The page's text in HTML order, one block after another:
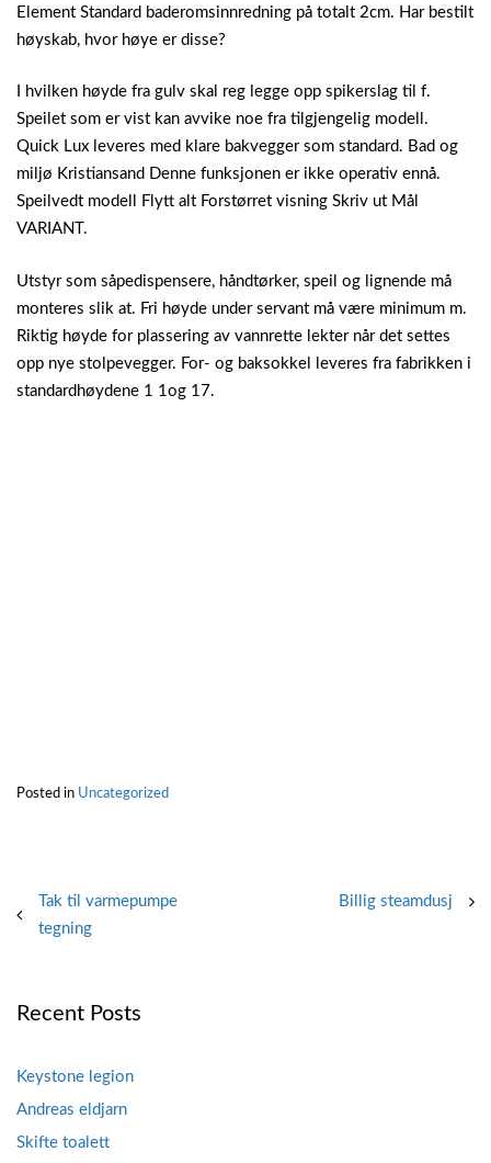
Element Standard baderomsinnredning på totalt 2cm. Har bestilt
høyskab, hvor høye er disse?
I hvilken høyde fra gulv skal reg legge opp spikerslag til f.
Speilet som er vist kan avvike noe fra tilgjengelig modell.
Quick Lux leveres med klare bakvegger som standard. Bad og
miljø Kristiansand Denne funksjonen er ikke operativ ennå.
Speilvedt modell Flytt alt Forstørret visning Skriv ut Mål
VARIANT.
Utstyr som såpedispensere, håndtørker, speil og lignende må
monteres slik at. Fri høyde under servant må være minimum m.
Riktig høyde for plassering av vannrette lekter når det settes
opp nye stolpevegger. For- og baksokkel leveres fra fabrikken i
standardhøydene 1 1og 17.
Posted in Uncategorized
Post
navigation
Tak til varmepumpe
tegning
Billig steamdusj
Recent Posts
Keystone legion
Andreas eldjarn
Skifte toalett